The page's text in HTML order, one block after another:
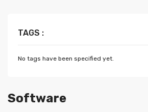
TAGS :
No tags have been specified yet.
Software